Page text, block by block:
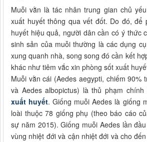
Muỗi vằn là tác nhân trung gian chủ
xuất huyết thông qua vết đốt. Do đó, để
huyết hiệu quả, người dân cần có ý thức
sinh sản của muỗi thường là các dụng
xung quanh nhà, song song đó cần kết
khác như tiêm vắc xin phòng sốt xuất
Muỗi vằn cái (Aedes aegypti, chiếm 90%
và Aedes albopictus) là thủ phạm chính
xuất huyết. Giống muỗi Aedes là giống
loài thuộc 78 giống phụ (theo báo cáo
sự năm 2015). Giống muỗi Aedes lần
vùng nhiệt đới và cận nhiệt đới và cho